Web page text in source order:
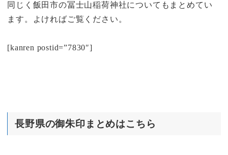
同じく飯田市の冨士山稲荷神社についてもまとめてい
ます。よければご覧ください。
[kanren postid=”7830″]
長野県の御朱印まとめはこちら